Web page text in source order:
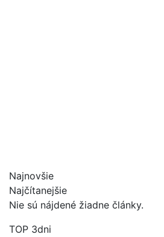
Najnovšie
Najčítanejšie
Nie sú nájdené žiadne články.
TOP 3dni